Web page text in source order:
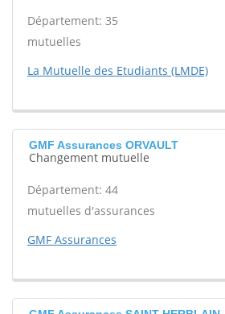
Département: 35
mutuelles
La Mutuelle des Etudiants (LMDE)
GMF Assurances ORVAULT
Changement mutuelle
Département: 44
mutuelles d'assurances
GMF Assurances